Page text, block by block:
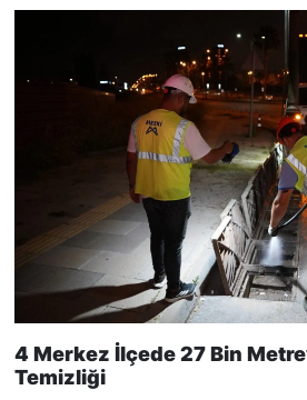
4 Merkez İlçede 27 Bin
Temizliği